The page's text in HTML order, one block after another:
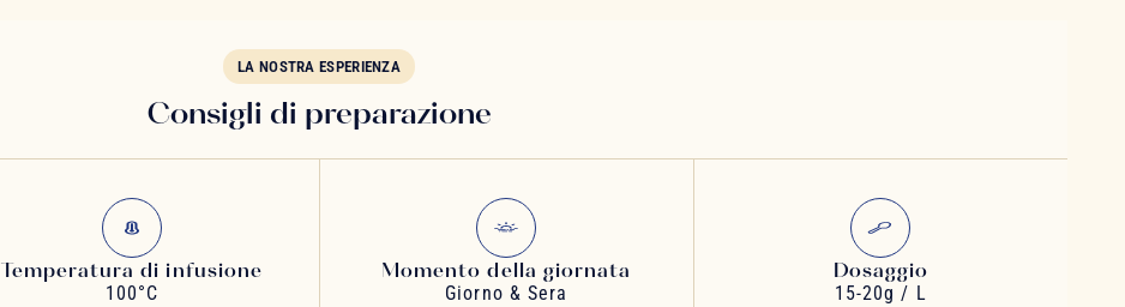
LA NOSTRA ESPERIENZA
Consigli di preparazione
Temperatura di infusione
100°C
Momento della giornata
Giorno & Sera
Dosaggio
15-20g / L